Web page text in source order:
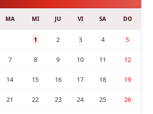
MA MI JU VI SA DO
1 2 3 4 5
7 8 9 10 11 12
14 15 16 17 18 19
21 22 23 24 25 26